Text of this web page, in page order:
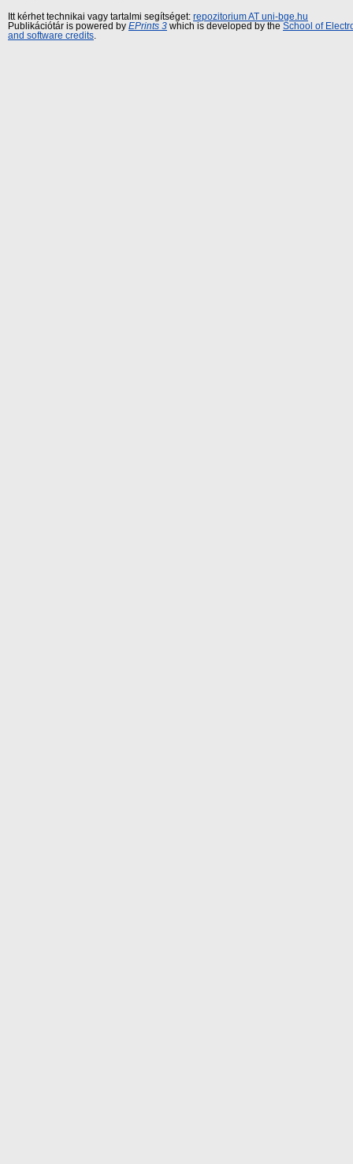
Itt kérhet technikai vagy tartalmi segítséget: repozitorium AT uni-bge.hu
Publikációtár is powered by EPrints 3 which is developed by the School of
and software credits